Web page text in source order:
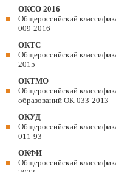
ОКСО 2016
Общероссийский
009-2016
ОКТС
Общероссийский
2015
ОКТМО
Общероссийский
образований ОК 033-2013
ОКУД
Общероссийский
011-93
ОКФИ
Общероссийский